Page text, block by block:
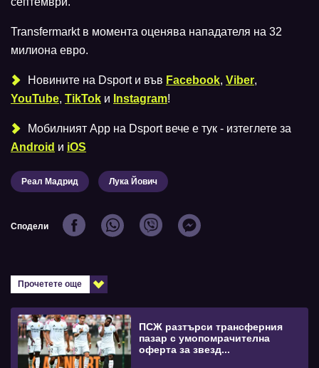
Transfermarkt в момента оценява нападателя на 32
милиона евро.
Новините на Dsport и във Facebook, Viber,
YouTube, TikTok и Instagram!
Мобилният Аpp на Dsport вече е тук - изтеглете за
Android и iOS
Реал Мадрид Лука Йович
Сподели
Прочетете още
ПСЖ разтърси трансферния
пазар с умопомрачителна
оферта за звезд...